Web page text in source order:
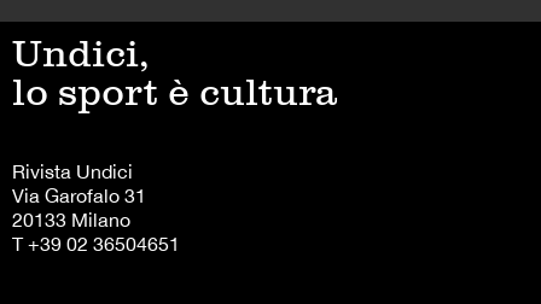
Undici,
lo sport è cultura
Rivista Undici
Via Garofalo 31
20133 Milano
T +39 02 36504651